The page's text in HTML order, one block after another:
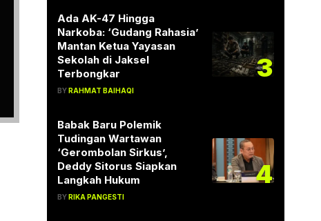
Ada AK-47 Hingga
Narkoba: ‘Gudang Rahasia’
Mantan Ketua Yayasan
Sekolah di Jaksel
Terbongkar
BYRAHMAT BAIHAQI
3
Babak Baru Polemik
Tudingan Wartawan
‘Gerombolan Sirkus’,
Deddy Sitorus Siapkan
Langkah Hukum
BYRIKA PANGESTI
4